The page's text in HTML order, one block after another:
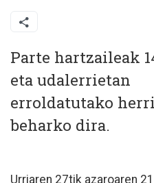
Parte hartzaileak
eta udalerrietan
erroldatutako
beharko dira.
Urriaren 27tik azaroaren